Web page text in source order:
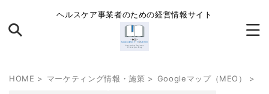
ヘルスケア事業者のための経営情報サイト
HOME > マーケティング情報・施策 > Googleマップ（MEO） >